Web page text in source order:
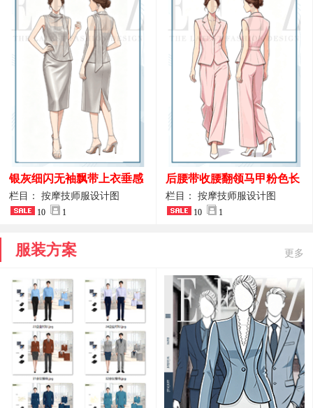
银灰细闪无袖飘带上衣垂感
开叉中长裙 星级酒店前厅礼
仪高级全套工作服
栏目： 按摩技师服设计图
10 1
后腰带收腰翻领马甲粉色长
裤套装 美容门店前台主管精
致高级工装
栏目： 按摩技师服设计图
10 1
服装方案 更多